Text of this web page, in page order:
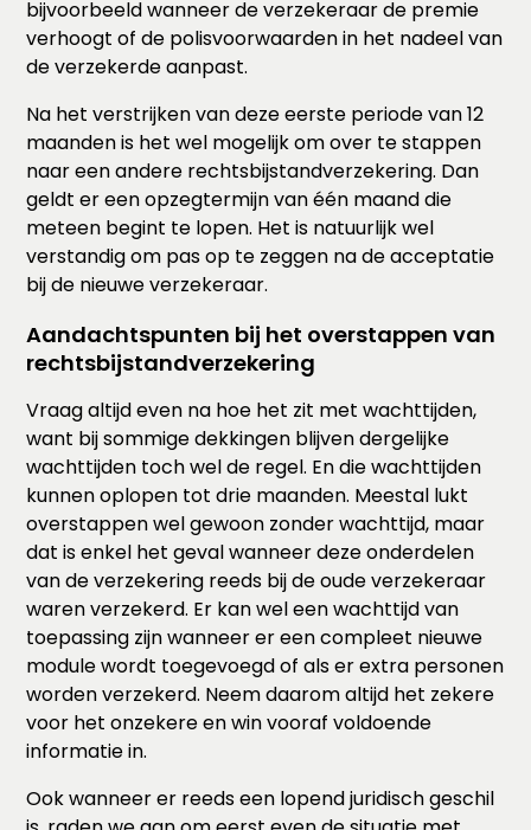
bijvoorbeeld wanneer de verzekeraar de premie
verhoogt of de polisvoorwaarden in het nadeel van
de verzekerde aanpast.
Na het verstrijken van deze eerste periode van 12
maanden is het wel mogelijk om over te stappen
naar een andere rechtsbijstandverzekering. Dan
geldt er een opzegtermijn van één maand die
meteen begint te lopen. Het is natuurlijk wel
verstandig om pas op te zeggen na de acceptatie
bij de nieuwe verzekeraar.
Aandachtspunten bij het overstappen van
rechtsbijstandverzekering
Vraag altijd even na hoe het zit met wachttijden,
want bij sommige dekkingen blijven dergelijke
wachttijden toch wel de regel. En die wachttijden
kunnen oplopen tot drie maanden. Meestal lukt
overstappen wel gewoon zonder wachttijd, maar
dat is enkel het geval wanneer deze onderdelen
van de verzekering reeds bij de oude verzekeraar
waren verzekerd. Er kan wel een wachttijd van
toepassing zijn wanneer er een compleet nieuwe
module wordt toegevoegd of als er extra personen
worden verzekerd. Neem daarom altijd het zekere
voor het onzekere en win vooraf voldoende
informatie in.
Ook wanneer er reeds een lopend juridisch geschil